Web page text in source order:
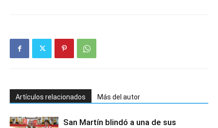
Artículos relacionados Más del autor
San Martín blindó a una de sus